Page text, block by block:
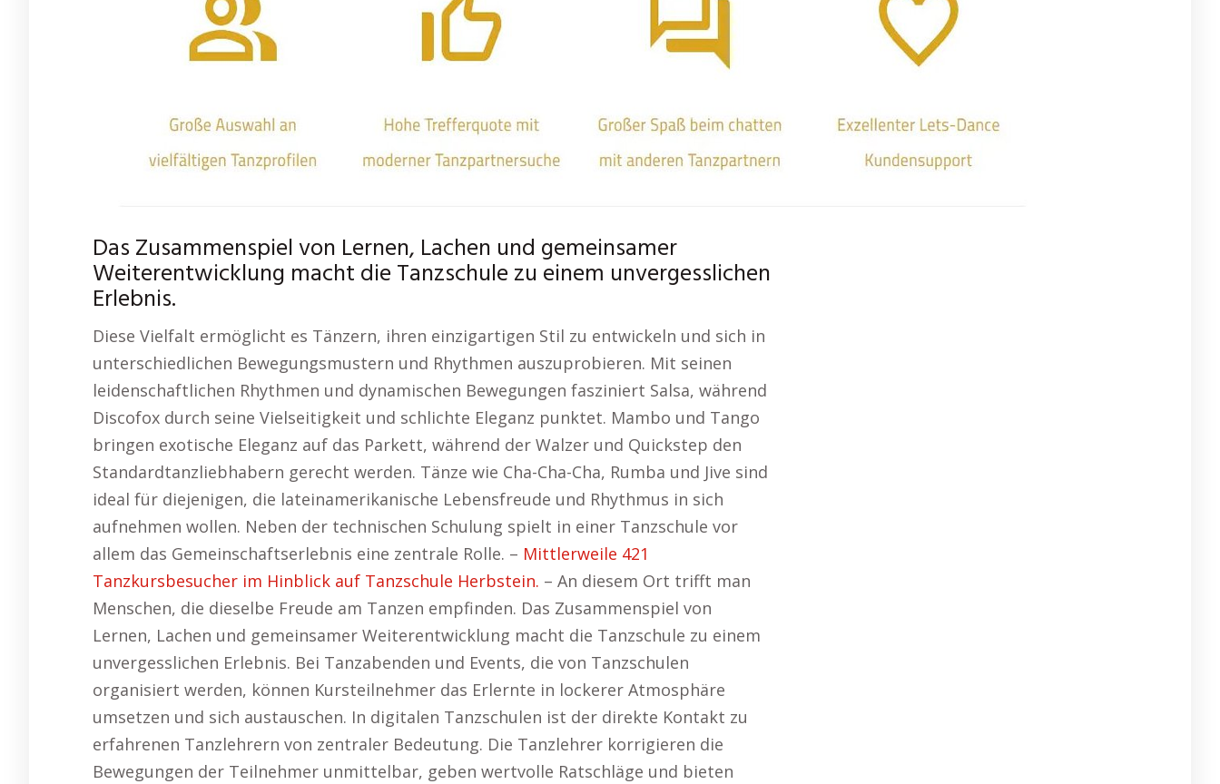
Das Zusammenspiel von Lernen, Lachen und gemeinsamer
Weiterentwicklung macht die Tanzschule zu einem unvergesslichen
Erlebnis.
Diese Vielfalt ermöglicht es Tänzern, ihren einzigartigen Stil zu entwickeln und sich in
unterschiedlichen Bewegungsmustern und Rhythmen auszuprobieren. Mit seinen
leidenschaftlichen Rhythmen und dynamischen Bewegungen fasziniert Salsa, während
Discofox durch seine Vielseitigkeit und schlichte Eleganz punktet. Mambo und Tango
bringen exotische Eleganz auf das Parkett, während der Walzer und Quickstep den
Standardtanzliebhabern gerecht werden. Tänze wie Cha-Cha-Cha, Rumba und Jive sind
ideal für diejenigen, die lateinamerikanische Lebensfreude und Rhythmus in sich
aufnehmen wollen. Neben der technischen Schulung spielt in einer Tanzschule vor
allem das Gemeinschaftserlebnis eine zentrale Rolle. – Mittlerweile 421
Tanzkursbesucher im Hinblick auf Tanzschule Herbstein. – An diesem Ort trifft man
Menschen, die dieselbe Freude am Tanzen empfinden. Das Zusammenspiel von
Lernen, Lachen und gemeinsamer Weiterentwicklung macht die Tanzschule zu einem
unvergesslichen Erlebnis. Bei Tanzabenden und Events, die von Tanzschulen
organisiert werden, können Kursteilnehmer das Erlernte in lockerer Atmosphäre
umsetzen und sich austauschen. In digitalen Tanzschulen ist der direkte Kontakt zu
erfahrenen Tanzlehrern von zentraler Bedeutung. Die Tanzlehrer korrigieren die
Bewegungen der Teilnehmer unmittelbar, geben wertvolle Ratschläge und bieten